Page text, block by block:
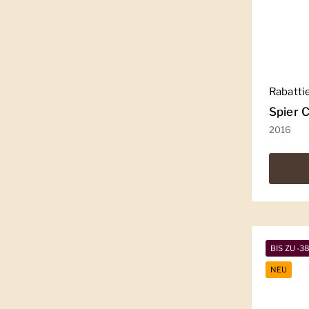
Spier
2016
BIS ZU -
NEU